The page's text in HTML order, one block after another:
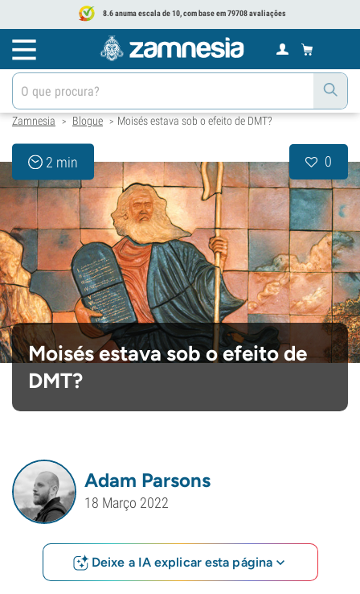
8.6 anuma escala de 10, com base em 79708 avaliações
Zamnesia > Blogue > Moisés estava sob o efeito de DMT?
2 min 0
Moisés estava sob o efeito de
DMT?
Adam Parsons
18 Março 2022
Deixe a IA explicar esta página